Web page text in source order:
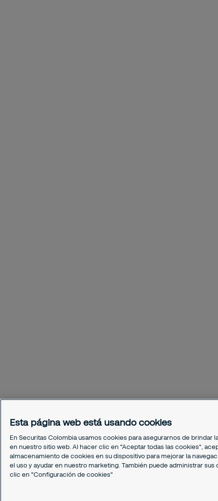
Esta página web está usando cookies
En Securitas Colombia usamos cookies para asegurarnos de brindar
en nuestro sitio web. Al hacer clic en "Aceptar todas las cookies",
almacenamiento de cookies en su dispositivo para mejorar la
el uso y ayudar en nuestro marketing. También puede administrar
clic en "Configuración de cookies"